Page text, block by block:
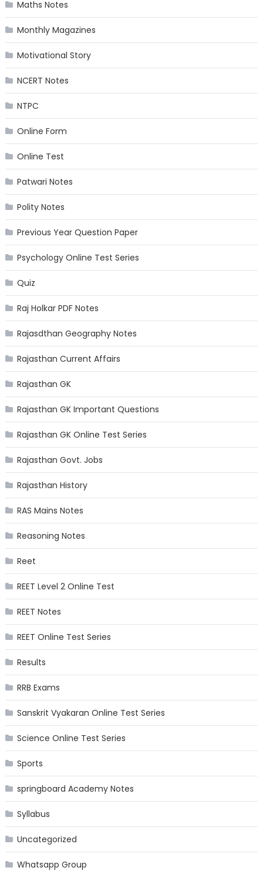
Maths Notes
Monthly Magazines
Motivational Story
NCERT Notes
NTPC
Online Form
Online Test
Patwari Notes
Polity Notes
Previous Year Question Paper
Psychology Online Test Series
Quiz
Raj Holkar PDF Notes
Rajasdthan Geography Notes
Rajasthan Current Affairs
Rajasthan GK
Rajasthan GK Important Questions
Rajasthan GK Online Test Series
Rajasthan Govt. Jobs
Rajasthan History
RAS Mains Notes
Reasoning Notes
Reet
REET Level 2 Online Test
REET Notes
REET Online Test Series
Results
RRB Exams
Sanskrit Vyakaran Online Test Series
Science Online Test Series
Sports
springboard Academy Notes
Syllabus
Uncategorized
Whatsapp Group